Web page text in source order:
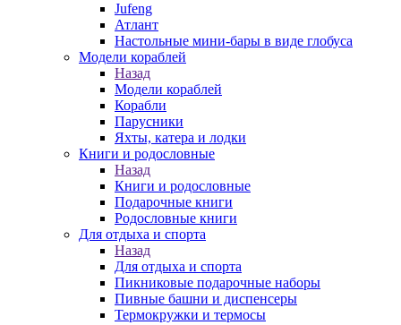
Jufeng
Атлант
Настольные мини-бары в виде глобуса
Модели кораблей
Назад
Модели кораблей
Корабли
Парусники
Яхты, катера и лодки
Книги и родословные
Назад
Книги и родословные
Подарочные книги
Родословные книги
Для отдыха и спорта
Назад
Для отдыха и спорта
Пикниковые подарочные наборы
Пивные башни и диспенсеры
Термокружки и термосы